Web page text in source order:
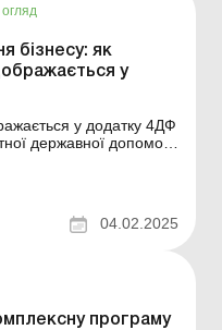
бізнесу: як
у
у додатку 4ДФ
державної допомоги
до
...
04.02.2025
програму